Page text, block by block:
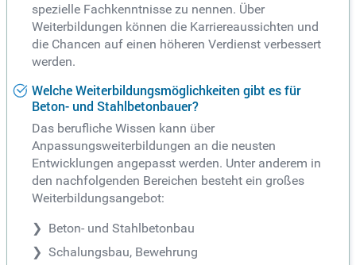
spezielle Fachkenntnisse zu nennen. Über
Weiterbildungen können die Karriereaussichten und
die Chancen auf einen höheren Verdienst verbessert
werden.
Welche Weiterbildungsmöglichkeiten gibt es für
Beton- und Stahlbetonbauer?
Das berufliche Wissen kann über
Anpassungsweiterbildungen an die neusten
Entwicklungen angepasst werden. Unter anderem in
den nachfolgenden Bereichen besteht ein großes
Weiterbildungsangebot:
Beton- und Stahlbetonbau
Schalungsbau, Bewehrung